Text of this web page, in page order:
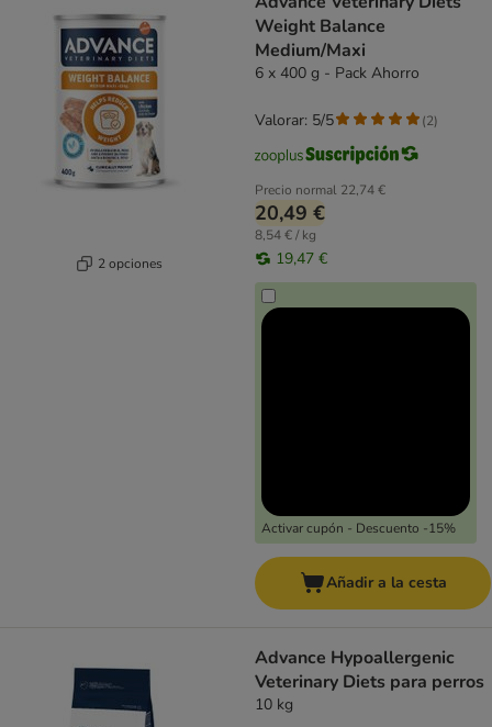
2 opciones
Weight Balance
Medium/Maxi
6 x 400 g - Pack Ahorro
Precio normal 22,74 €
20,49 €
8,54 € / kg
19,47 €
Activar cupón - Descuento -15%
Valorar: 5/5 (2)
Añadir a la cesta
Advance Hypoallergenic
Veterinary Diets para perros
10 kg